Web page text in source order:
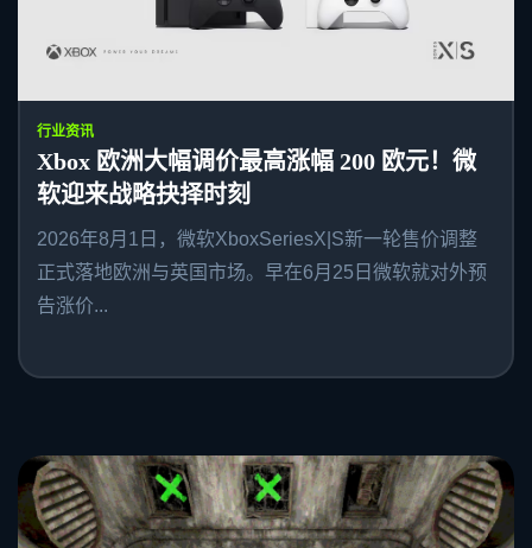
行业资讯
Xbox 欧洲大幅调价最高涨幅 200 欧元！微
软迎来战略抉择时刻
2026年8月1日，微软XboxSeriesX|S新一轮售价调整
正式落地欧洲与英国市场。早在6月25日微软就对外预
告涨价...